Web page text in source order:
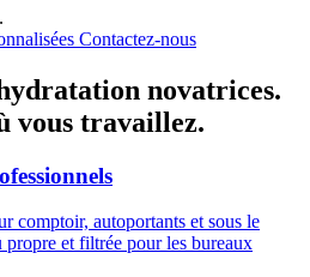
Contactez-nous
novatrices.
vous travaillez.
comptoir, autoportants et sous le
propre et filtrée pour les bureaux